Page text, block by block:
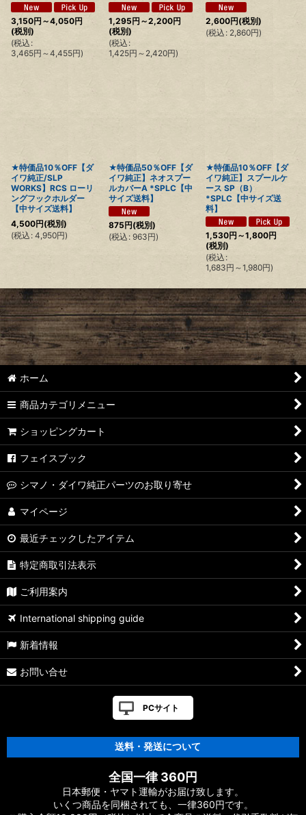
3,150円 ～4,050円
(税別)
(税込 :
3,465円 ～4,455円)
1,295円 ～2,200円
(税別)
(税込 :
1,425円 ～2,420円)
2,600円(税別)
(税込 : 2,860円)
★特価品10％OFF【ダ
イワ純正/SLP
WORKS】RCS ローリ
ングフックホルダー
【中サイズ送料】
4,500円(税別)
(税込 : 4,950円)
★特価品50％OFF【ダ
イワ純正】ネオスプー
ルカバーA *SPLC【中
サイズ送料】
875円(税別)
(税込 : 963円)
★特価品10％OFF【ダ
イワ純正】スプールケ
ース SP（B）
*SPLC【中サイズ送
料】
1,530円 ～1,800円
(税別)
(税込 :
1,683円 ～1,980円)
ホーム
商品カテゴリメニュー
ショッピングカート
フェイスブック
シマノ・ダイワ純正パーツのお取り寄せ
マイページ
最近チェックしたアイテム
特定商取引法表示
ご利用案内
International shipping guide
新着情報
お問い合せ
PCサイト
送料・発送について
全国一律 360円
日本郵便・ヤマト運輸がお届け致します。
いくつ商品を同梱されても、一律360円です。